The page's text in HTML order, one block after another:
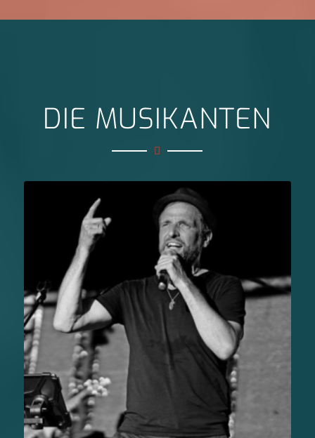
DIE MUSIKANTEN